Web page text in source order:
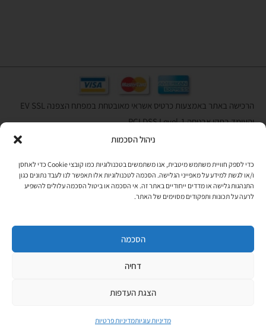
ניהול הסכמות
כדי לספק חוויית משתמש מיטבית, אנו משתמשים בטכנולוגיות כמו קובצי Cookie כדי לאחסן
ו/או לגשת למידע על מאפייני הגלישה. הסכמה לטכנולוגיות אלו תאפשר לנו לעבד נתונים כגון
התנהגות גלישה או מדדים ייחודיים באתר זה. אי הסכמה או ביטול הסכמה עלולים להשפיע
לרעה על תכונות ותפקודים מסוימים של האתר.
הסכמה
דחיה
הצגת העדפות
מדיניות עוגיותמדיניות פרטיות
הרכישה באתר באמצעות כרטיס אשראי מאובטחת במפתח הצפנה EV SSL
והעומד בתקן אבטחה PCI DSS Level-1
לתקנון האתר»
תהיו בקשר
להטריד. רק טיפים לשימושכם, מידע על דברים חדשים בחנות, מבצעים
וכדומה. מוזמנים להקליד את כתובת המייל שלכם: